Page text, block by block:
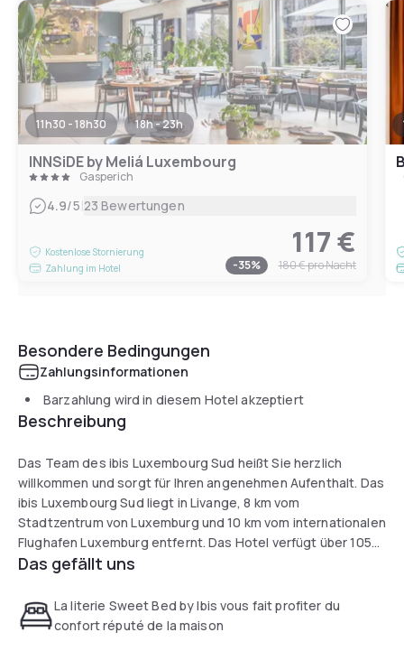
11h30 - 18h30 18h - 23h
INNSiDE by Meliá Luxembourg
Gasperich
4.9/5|23 Bewertungen
Kostenlose Stornierung
Zahlung im Hotel
117 €
-35% 180 €pro Nacht
Besondere Bedingungen
Zahlungsinformationen
Barzahlung wird in diesem Hotel akzeptiert
Beschreibung
Das Team des ibis Luxembourg Sud heißt Sie herzlich
willkommen und sorgt für Ihren angenehmen Aufenthalt. Das
ibis Luxembourg Sud liegt in Livange, 8 km vom
Stadtzentrum von Luxemburg und 10 km vom internationalen
Flughafen Luxemburg entfernt. Das Hotel verfügt über 105
klimatisierte Zimmer und ein Restaurant mit lokalen
die Uhr leichte Mahlzeiten und Snacks. Das Hotel bietet
außerdem 2 Tagungsräume für bis zu 80 Personen.
Das gefällt uns
La literie Sweet Bed by Ibis vous fait profiter du
confort réputé de la maison